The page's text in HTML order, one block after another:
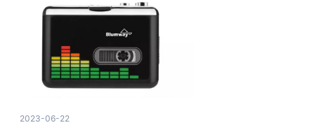
2023-06-22